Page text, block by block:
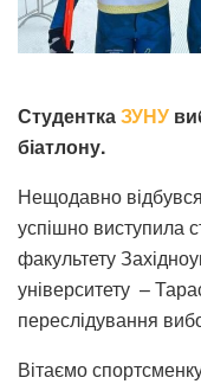
СтуденткаЗУНУ
біатлону.
Нещодавно
успішно виступила
факультету
університету –
переслідування
Вітаємо